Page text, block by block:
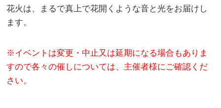
花火は、まるで真上で花開くような音と光をお届けし
ます。
※イベントは変更・中止又は延期になる場合もありま
すので各々の催しについては、主催者様にご確認くだ
さい。